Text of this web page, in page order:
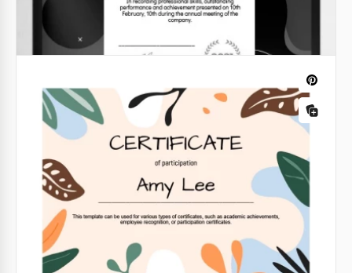
Certificato di partecipazione